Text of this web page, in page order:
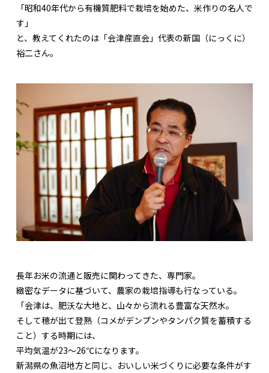
「昭和40年代から有機質肥料で栽培を始めた、米作りの名人で
す」
と、教えてくれたのは「会津産直会」代表の新国（にっくに）
裕二さん。
長年お米の流通と販売に関わってきた、専門家。
緻密なデータに基づいて、農家の栽培指導も行なっている。
「会津は、肥沃な大地と、山々から流れる豊富な天然水。
そして穂が出て登熟（コメがデンプンやタンパク質を蓄積する
こと）する時期には、
平均気温が23〜26℃になります。
新潟県の魚沼地方と同じ、おいしい米づくりに必要な条件がす